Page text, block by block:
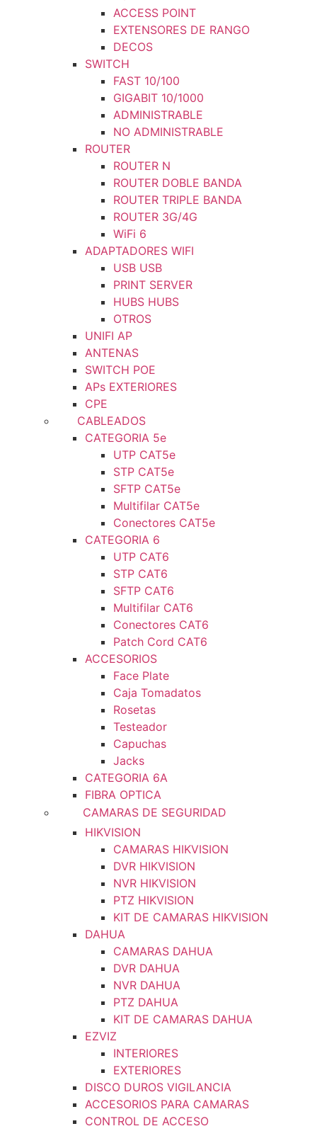
ACCESS POINT
EXTENSORES DE RANGO
DECOS
SWITCH
FAST 10/100
GIGABIT 10/1000
ADMINISTRABLE
NO ADMINISTRABLE
ROUTER
ROUTER N
ROUTER DOBLE BANDA
ROUTER TRIPLE BANDA
ROUTER 3G/4G
WiFi 6
ADAPTADORES WIFI
USB USB
PRINT SERVER
HUBS HUBS
OTROS
UNIFI AP
ANTENAS
SWITCH POE
APs EXTERIORES
CPE
CABLEADOS
CATEGORIA 5e
UTP CAT5e
STP CAT5e
SFTP CAT5e
Multifilar CAT5e
Conectores CAT5e
CATEGORIA 6
UTP CAT6
STP CAT6
SFTP CAT6
Multifilar CAT6
Conectores CAT6
Patch Cord CAT6
ACCESORIOS
Face Plate
Caja Tomadatos
Rosetas
Testeador
Capuchas
Jacks
CATEGORIA 6A
FIBRA OPTICA
CAMARAS DE SEGURIDAD
HIKVISION
CAMARAS HIKVISION
DVR HIKVISION
NVR HIKVISION
PTZ HIKVISION
KIT DE CAMARAS HIKVISION
DAHUA
CAMARAS DAHUA
DVR DAHUA
NVR DAHUA
PTZ DAHUA
KIT DE CAMARAS DAHUA
EZVIZ
INTERIORES
EXTERIORES
DISCO DUROS VIGILANCIA
ACCESORIOS PARA CAMARAS
CONTROL DE ACCESO